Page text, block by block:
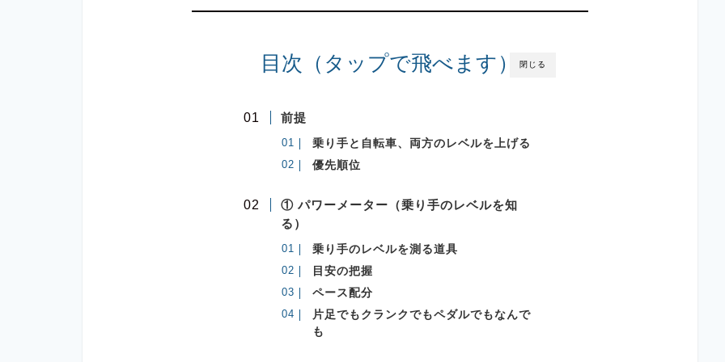
閉じる
目次（タップで飛べます）
前提
乗り手と自転車、両方のレベルを上げる
優先順位
① パワーメーター（乗り手のレベルを知
る）
乗り手のレベルを測る道具
目安の把握
ペース配分
片足でもクランクでもペダルでもなんで
も